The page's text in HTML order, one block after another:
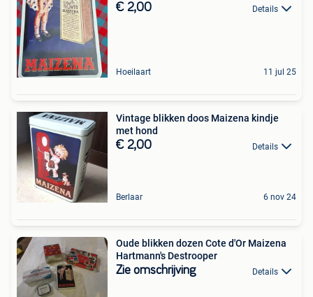
€ 2,00 Details
Hoeilaart 11 jul 25
Vintage blikken doos Maizena kindje
met hond
€ 2,00 Details
Berlaar 6 nov 24
Oude blikken dozen Cote d'Or Maizena
Hartmann's Destrooper
Zie omschrijving Details